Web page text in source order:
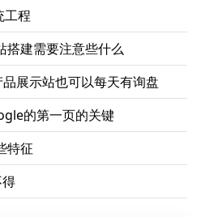
工程
搭建需要注意些什么
展示站也可以每天有询盘
的第一页的关键
特征